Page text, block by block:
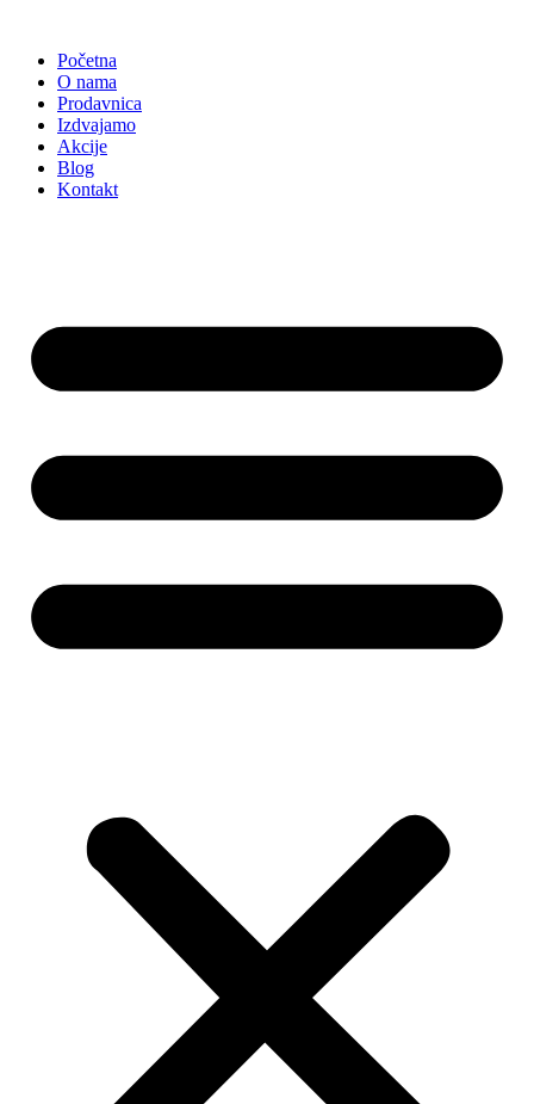
sadržajPočetna
O nama
Prodavnica
Izdvajamo
Akcije
Blog
Kontakt